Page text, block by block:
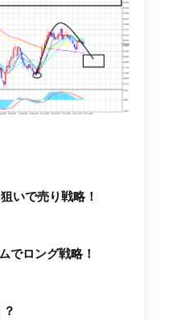
いで売り戦略！
でロング戦略！